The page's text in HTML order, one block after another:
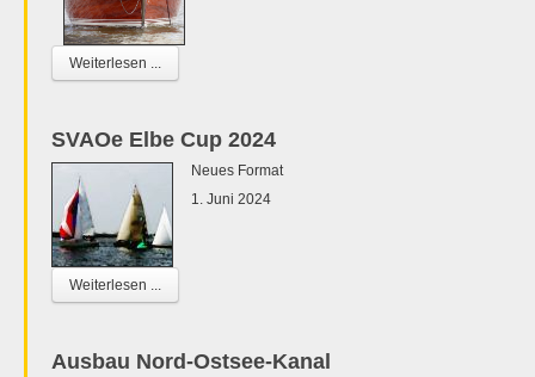
Weiterlesen ...
SVAOe Elbe Cup 2024
Neues Format
1. Juni 2024
Weiterlesen ...
Ausbau Nord-Ostsee-Kanal